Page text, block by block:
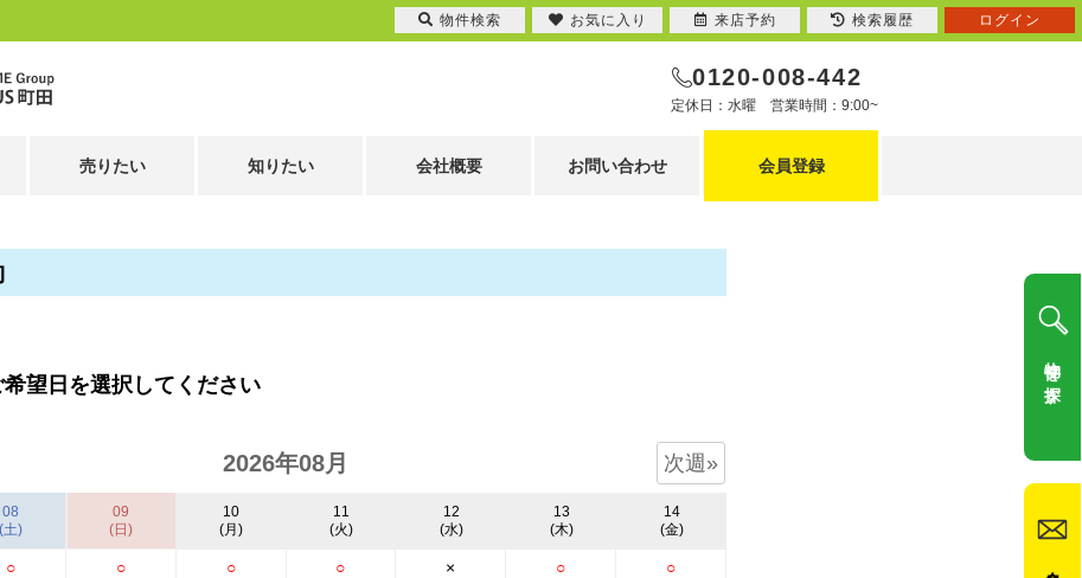
0120-008-442
定休日：水曜 営業時間：9:00~
売りたい 知りたい 会社概要 お問い合わせ 会員登録
希望日を選択してください
2026年08月 次週»
08
(土)
○
09
(日)
○
10
(月)
○
11
(火)
○
12
(水)
×
13
(木)
○
14
(金)
○
物件検索 お気に入り 来店予約 検索履歴 ログイン
物件を探す